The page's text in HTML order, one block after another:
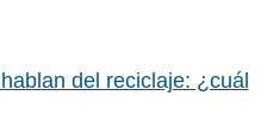
del reciclaje: ¿cuál